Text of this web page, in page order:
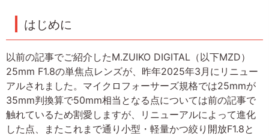
はじめに
以前の記事でご紹介したM.ZUIKO DIGITAL（以下MZD）
25mm F1.8の単焦点レンズが、昨年2025年3月にリニュー
アルされました。マイクロフォーサーズ規格では25mmが
35mm判換算で50mm相当となる点については前の記事で
触れているため割愛しますが、リニューアルによって進化
した点、またこれまで通り小型・軽量かつ絞り開放F1.8と